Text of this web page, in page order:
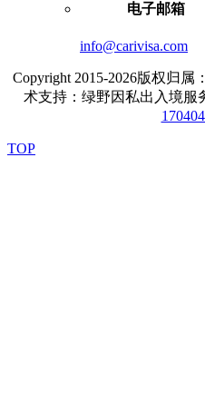
电子邮箱
info@carivisa.com
Copyright 2015-2026版权归
术支持：绿野因私出入境服
TOP